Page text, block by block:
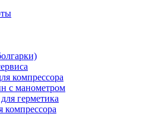
компрессора
с манометром
герметика
компрессора